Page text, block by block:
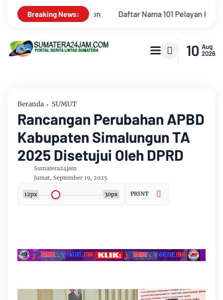
Breaking News:
Pelayan HKBP Ditahbiskan, Ephorus, "Jadilah Pelayan yang
10 Aug
2026
Beranda SUMUT
Rancangan Perubahan APBD
Kabupaten Simalungun TA
2025 Disetujui Oleh DPRD
Sumatera24jam
Jumat, September 19, 2025
12px 30px PRINT